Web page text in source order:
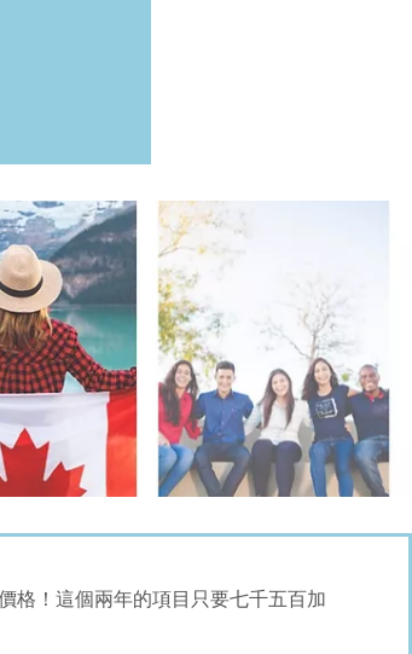
格！這個兩年的項目只要七千五百加